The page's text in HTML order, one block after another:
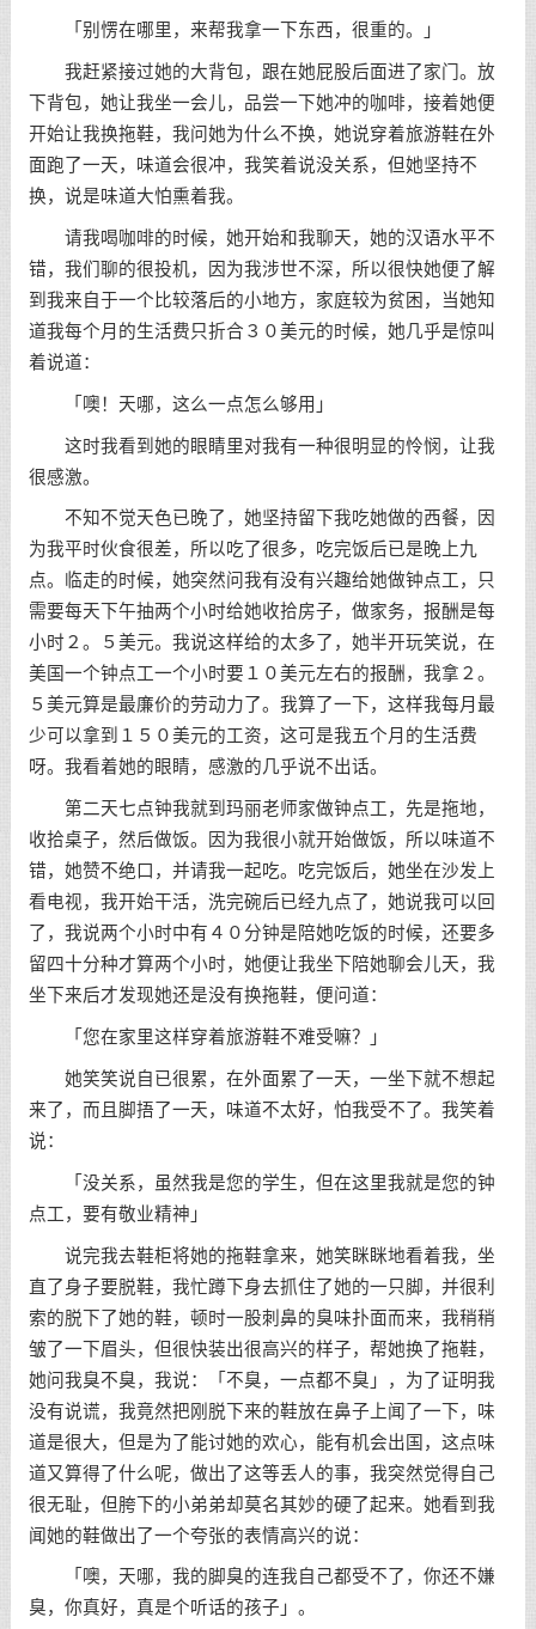
「别愣在哪里，来帮我拿一下东西，很重的。」
我赶紧接过她的大背包，跟在她屁股后面进了家门。放
下背包，她让我坐一会儿，品尝一下她冲的咖啡，接着她便
开始让我换拖鞋，我问她为什么不换，她说穿着旅游鞋在外
面跑了一天，味道会很冲，我笑着说没关系，但她坚持不
换，说是味道大怕熏着我。
请我喝咖啡的时候，她开始和我聊天，她的汉语水平不
错，我们聊的很投机，因为我涉世不深，所以很快她便了解
到我来自于一个比较落后的小地方，家庭较为贫困，当她知
道我每个月的生活费只折合３０美元的时候，她几乎是惊叫
着说道：
「噢！天哪，这么一点怎么够用」
这时我看到她的眼睛里对我有一种很明显的怜悯，让我
很感激。
不知不觉天色已晚了，她坚持留下我吃她做的西餐，因
为我平时伙食很差，所以吃了很多，吃完饭后已是晚上九
点。临走的时候，她突然问我有没有兴趣给她做钟点工，只
需要每天下午抽两个小时给她收拾房子，做家务，报酬是每
小时２。５美元。我说这样给的太多了，她半开玩笑说，在
美国一个钟点工一个小时要１０美元左右的报酬，我拿２。
５美元算是最廉价的劳动力了。我算了一下，这样我每月最
少可以拿到１５０美元的工资，这可是我五个月的生活费
呀。我看着她的眼睛，感激的几乎说不出话。
第二天七点钟我就到玛丽老师家做钟点工，先是拖地，
收拾桌子，然后做饭。因为我很小就开始做饭，所以味道不
错，她赞不绝口，并请我一起吃。吃完饭后，她坐在沙发上
看电视，我开始干活，洗完碗后已经九点了，她说我可以回
了，我说两个小时中有４０分钟是陪她吃饭的时候，还要多
留四十分种才算两个小时，她便让我坐下陪她聊会儿天，我
坐下来后才发现她还是没有换拖鞋，便问道：
「您在家里这样穿着旅游鞋不难受嘛？」
她笑笑说自已很累，在外面累了一天，一坐下就不想起
来了，而且脚捂了一天，味道不太好，怕我受不了。我笑着
说：
「没关系，虽然我是您的学生，但在这里我就是您的钟
点工，要有敬业精神」
说完我去鞋柜将她的拖鞋拿来，她笑眯眯地看着我，坐
直了身子要脱鞋，我忙蹲下身去抓住了她的一只脚，并很利
索的脱下了她的鞋，顿时一股刺鼻的臭味扑面而来，我稍稍
皱了一下眉头，但很快装出很高兴的样子，帮她换了拖鞋，
她问我臭不臭，我说：「不臭，一点都不臭」，为了证明我
没有说谎，我竟然把刚脱下来的鞋放在鼻子上闻了一下，味
道是很大，但是为了能讨她的欢心，能有机会出国，这点味
道又算得了什么呢，做出了这等丢人的事，我突然觉得自己
很无耻，但胯下的小弟弟却莫名其妙的硬了起来。她看到我
闻她的鞋做出了一个夸张的表情高兴的说：
「噢，天哪，我的脚臭的连我自己都受不了，你还不嫌
臭，你真好，真是个听话的孩子」。